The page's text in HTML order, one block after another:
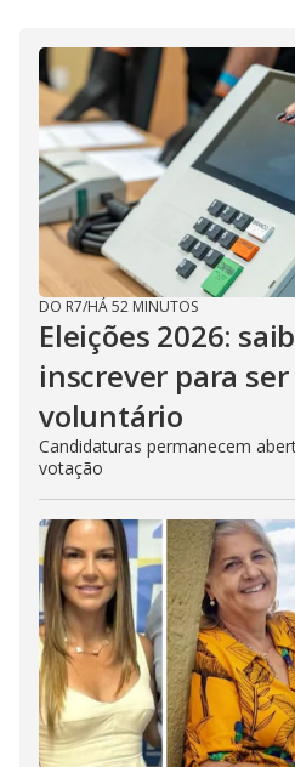
o
DO R7/HÁ 52 MINUTOS
Eleições 2026:
inscrever para
voluntário
Candidaturas permanecem
votação